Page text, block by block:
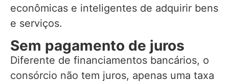
econômicas e inteligentes de adquirir bens
e serviços.
Sem pagamento de juros
Diferente de financiamentos bancários, o
consórcio não tem juros, apenas uma taxa